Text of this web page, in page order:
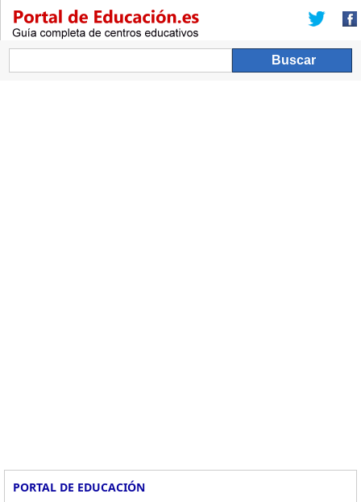
PORTAL DE EDUCACIÓN